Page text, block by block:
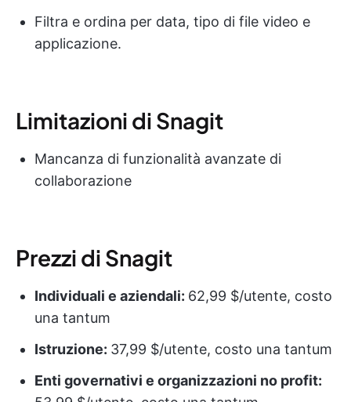
Filtra e ordina per data, tipo di file video e
applicazione.
Limitazioni di Snagit
Mancanza di funzionalità avanzate di
collaborazione
Prezzi di Snagit
Individuali e aziendali: 62,99 $/utente, costo
una tantum
Istruzione: 37,99 $/utente, costo una tantum
Enti governativi e organizzazioni no profit: